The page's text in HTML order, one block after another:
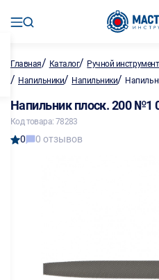
Главная/ Каталог/ Ручной инструмент
/ Напильники/ Напильники/
Напильник плоск. 200 №1
Код товара: 78283
0 0 отзывов